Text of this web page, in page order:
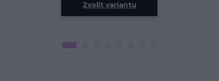
Zvolit variantu